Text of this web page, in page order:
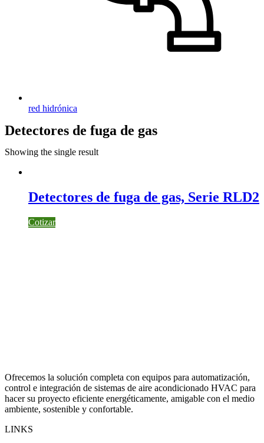
red hidrónica
Detectores de fuga de gas
Showing the single result
Detectores de fuga de gas, Serie RLD2
Cotizar
Ofrecemos la solución completa con equipos para automatización,
control e integración de sistemas de aire acondicionado HVAC para
hacer su proyecto eficiente energéticamente, amigable con el medio
ambiente, sostenible y confortable.
LINKS